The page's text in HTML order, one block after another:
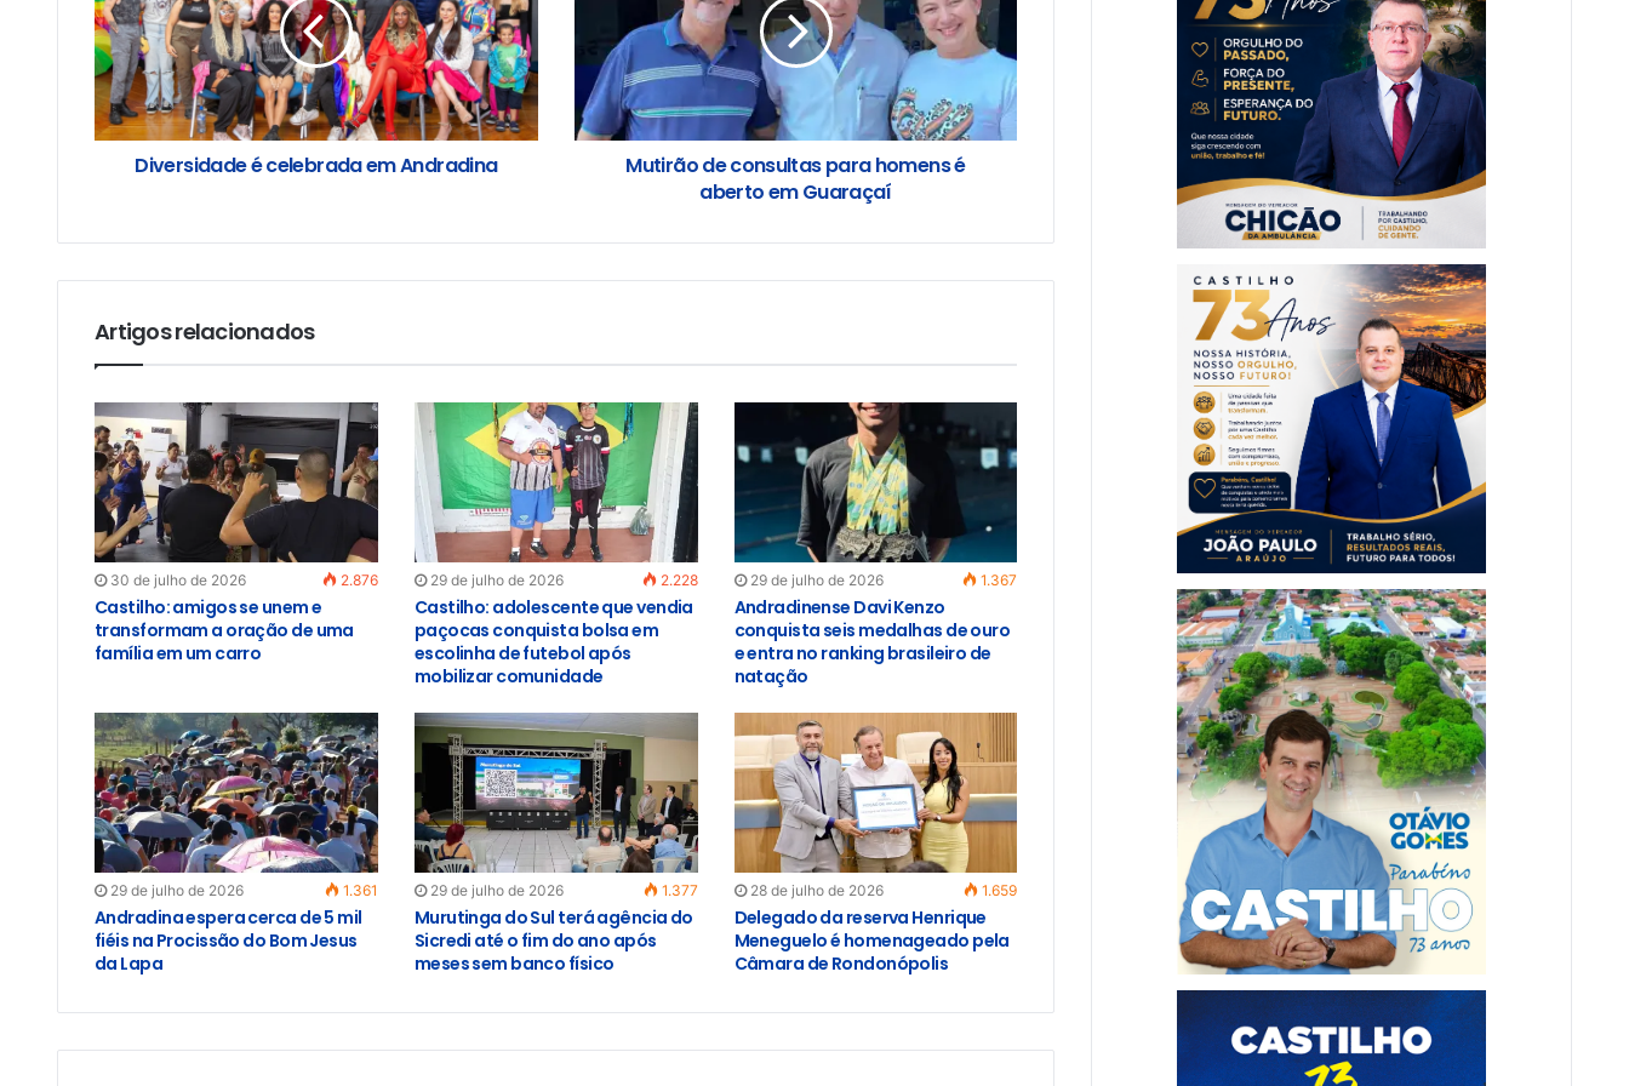
Diversidade é celebrada em Andradina
Mutirão de consultas para homens é
aberto em Guaraçaí
Artigos relacionados
30 de julho de 2026 2.876
Castilho: amigos se unem e
transformam a oração de uma
família em um carro
29 de julho de 2026 2.228
Castilho: adolescente que vendia
paçocas conquista bolsa em
escolinha de futebol após
mobilizar comunidade
29 de julho de 2026 1.367
Andradinense Davi Kenzo
conquista seis medalhas de ouro
e entra no ranking brasileiro de
natação
29 de julho de 2026 1.361
Andradina espera cerca de 5 mil
fiéis na Procissão do Bom Jesus
da Lapa
29 de julho de 2026 1.377
Murutinga do Sul terá agência do
Sicredi até o fim do ano após
meses sem banco físico
28 de julho de 2026 1.659
Delegado da reserva Henrique
Meneguelo é homenageado pela
Câmara de Rondonópolis